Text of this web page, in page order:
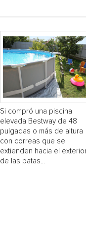
Si compró una piscina
elevada Bestway de 48
pulgadas o más de altura
con correas que se
extienden hacia el
de las patas...